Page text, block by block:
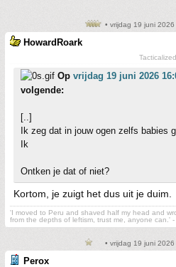
• vrijdag 19 juni
HowardRoark
Op vrijdag 19 juni 2026
volgende:
[..]
Ik zeg dat in jouw ogen zelfs babies
Ik
Ontken je dat of niet?
Kortom, je zuigt het dus uit je duim.
'I moved to Peru and shaved half my head and
from the depths of leftism, trust me, anyone can.' -
• vrijdag 19 juni
Perox